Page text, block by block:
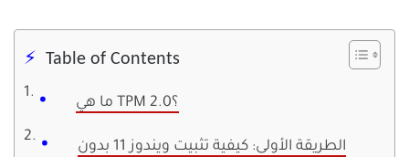
Table of Contents
ما هي TPM 2.0؟
الطريقة الأولى: كيفية تثبيت ويندوز 11 بدون